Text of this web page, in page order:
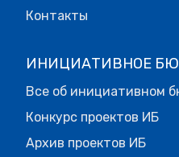
Контакты
ИНИЦИАТИВНОЕ
Все об инициативном
Конкурс проектов ИБ
Архив проектов ИБ